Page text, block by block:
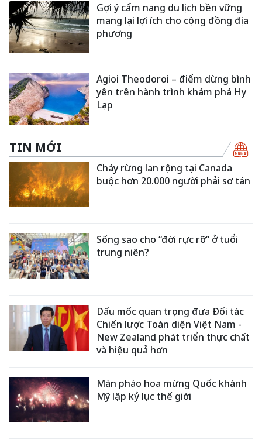
Gợi ý cẩm nang du lịch bền vững
mang lại lợi ích cho cộng đồng địa
phương
Agioi Theodoroi – điểm dừng bình
yên trên hành trình khám phá Hy
Lạp
TIN MỚI
Cháy rừng lan rộng tại Canada
buộc hơn 20.000 người phải sơ tán
Sống sao cho “đời rực rỡ” ở tuổi
trung niên?
Dấu mốc quan trọng đưa Đối tác
Chiến lược Toàn diện Việt Nam -
New Zealand phát triển thực chất
và hiệu quả hơn
Màn pháo hoa mừng Quốc khánh
Mỹ lập kỷ lục thế giới